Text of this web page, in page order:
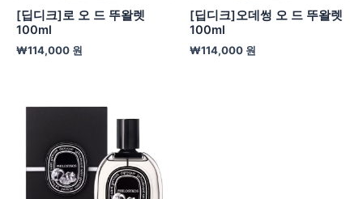
[딥디크]로 오 드 뚜왈렛
100ml
₩114,000 원
[딥디크]오데썽 오 드 뚜왈렛
100ml
₩114,000 원